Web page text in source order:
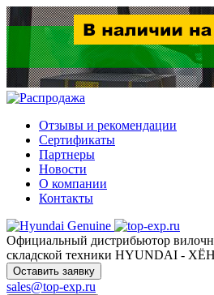
Отзывы и рекомендации
Сертификаты
Партнеры
Новости
О компании
Контакты
Официальный дистрибьютор
складской техники HYUNDAI -
Оставить заявку
sales@top-exp.ru